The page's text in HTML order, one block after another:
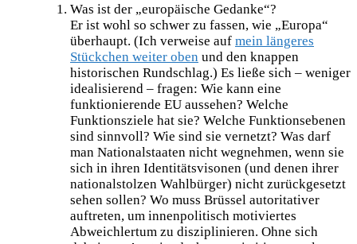
Was ist der „europäische Gedanke“?
Er ist wohl so schwer zu fassen, wie „Europa“
überhaupt. (Ich verweise auf mein längeres
Stückchen weiter oben und den knappen
historischen Rundschlag.) Es ließe sich – weniger
idealisierend – fragen: Wie kann eine
funktionierende EU aussehen? Welche
Funktionsziele hat sie? Welche Funktionsebenen
sind sinnvoll? Wie sind sie vernetzt? Was darf
man Nationalstaaten nicht wegnehmen, wenn sie
sich in ihren Identitätsvisonen (und denen ihrer
nationalstolzen Wahlbürger) nicht zurückgesetzt
sehen sollen? Wo muss Brüssel autoritativer
auftreten, um innenpolitisch motiviertes
Abweichlertum zu disziplinieren. Ohne sich